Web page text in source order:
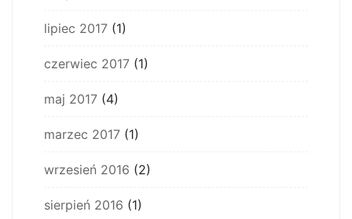
lipiec 2017 (1)
czerwiec 2017 (1)
maj 2017 (4)
marzec 2017 (1)
wrzesień 2016 (2)
sierpień 2016 (1)